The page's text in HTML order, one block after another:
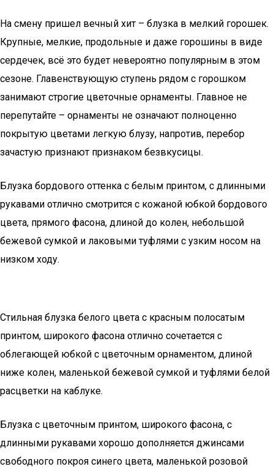
На смену пришел вечный хит – блузка в мелкий горошек.
Крупные, мелкие, продольные и даже горошины в виде
сердечек, всё это будет невероятно популярным в этом
сезоне. Главенствующую ступень рядом с горошком
занимают строгие цветочные орнаменты. Главное не
перепутайте – орнаменты не означают полноценно
покрытую цветами легкую блузу, напротив, перебор
зачастую признают признаком безвкусицы.
Блузка бордового оттенка с белым принтом, с длинными
рукавами отлично смотрится с кожаной юбкой бордового
цвета, прямого фасона, длиной до колен, небольшой
бежевой сумкой и лаковыми туфлями с узким носом на
низком ходу.
Стильная блузка белого цвета с красным полосатым
принтом, широкого фасона отлично сочетается с
облегающей юбкой с цветочным орнаментом, длиной
ниже колен, маленькой бежевой сумкой и туфлями белой
расцветки на каблуке.
Блузка с цветочным принтом, широкого фасона, с
длинными рукавами хорошо дополняется джинсами
свободного покроя синего цвета, маленькой розовой